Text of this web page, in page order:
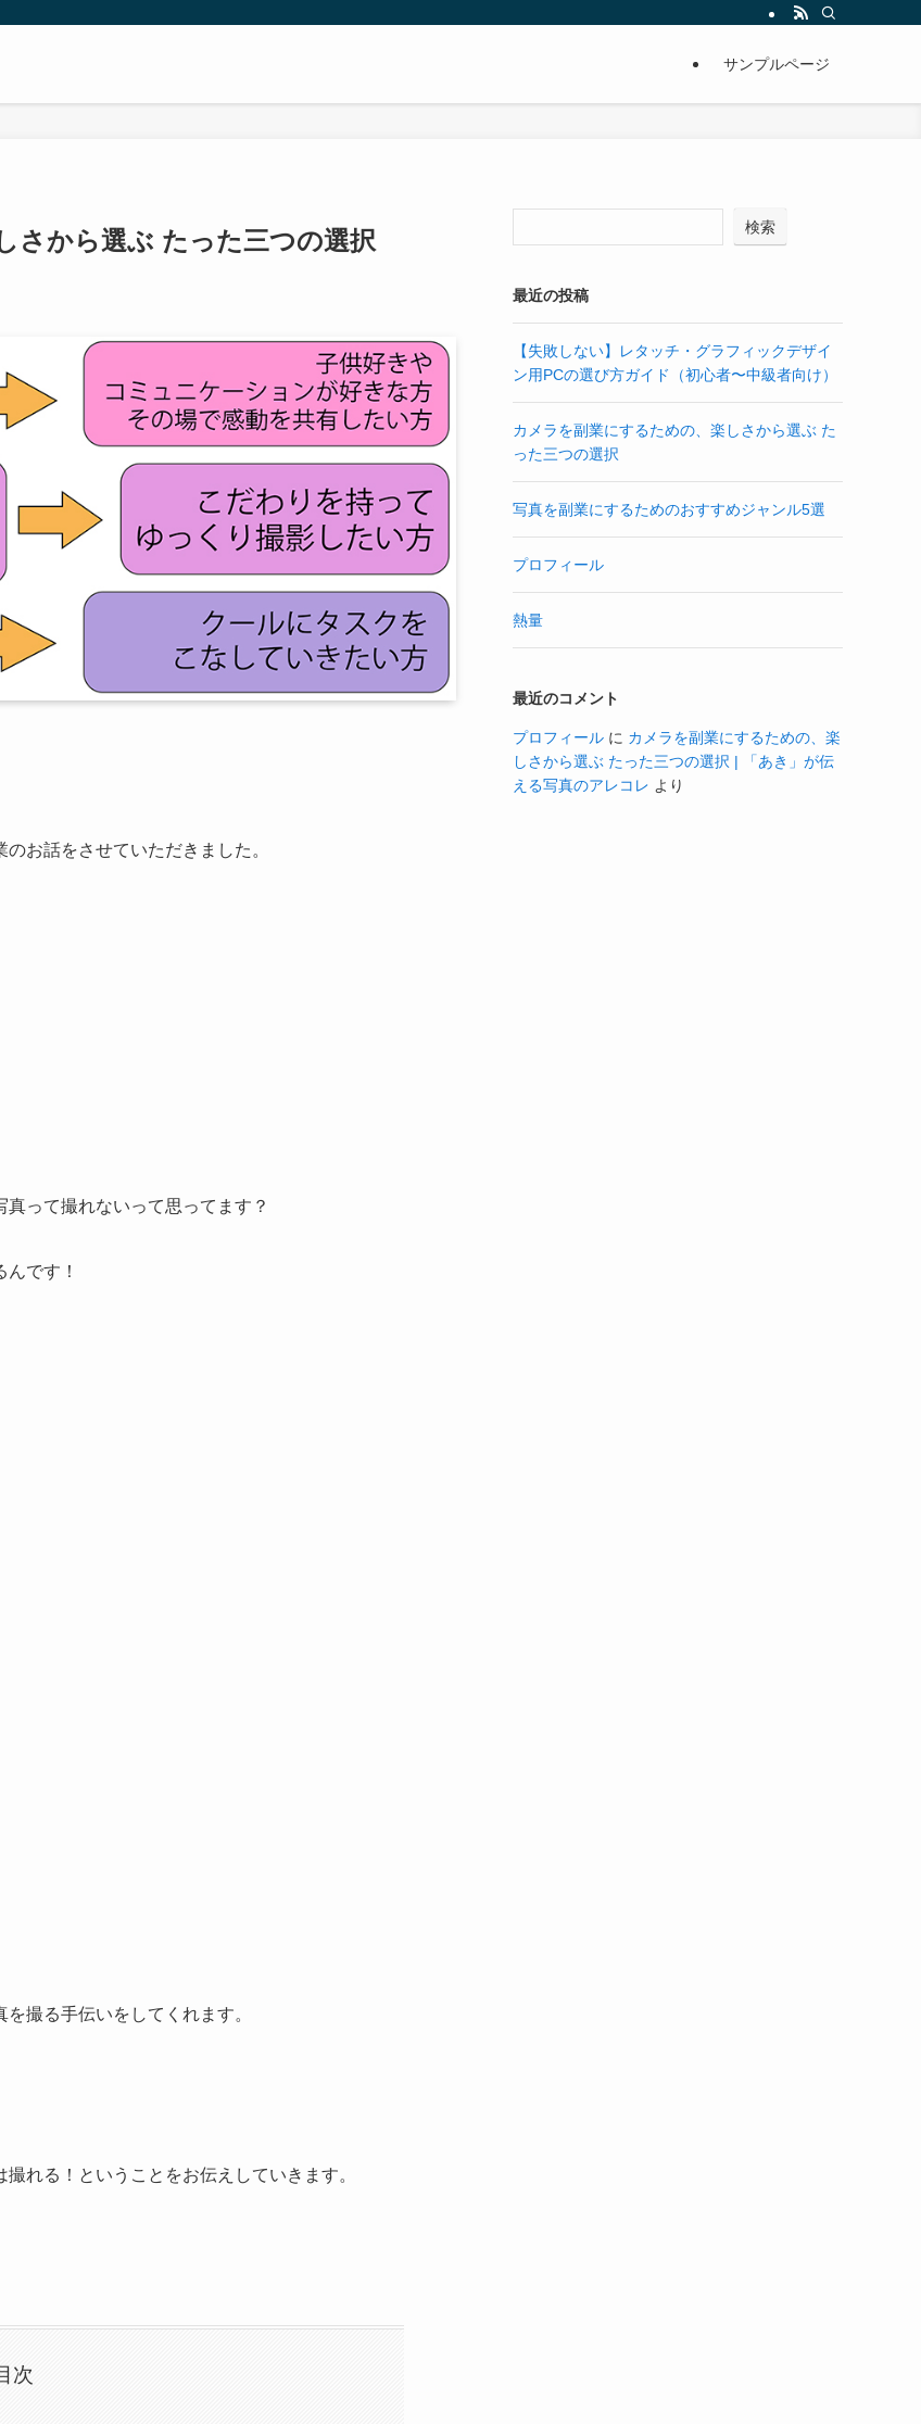
サンプルページ
さから選ぶ たった三つの選択
お話をさせていただきました。
って撮れないって思ってます？
です！
撮る手伝いをしてくれます。
れる！ということをお伝えしていきます。
次
検索
最近の投稿
【失敗しない】レタッチ・グラフィックデザイ
ン用PCの選び方ガイド（初心者〜中級者向け）
カメラを副業にするための、楽しさから選ぶ た
った三つの選択
写真を副業にするためのおすすめジャンル5選
プロフィール
熱量
最近のコメント
プロフィール に カメラを副業にするための、楽
しさから選ぶ たった三つの選択 | 「あき」が伝
える写真のアレコレ より